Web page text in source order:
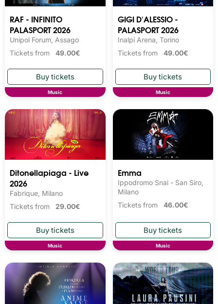
RAF - INFINITO
PALASPORT 2026
Unipol Forum, Assago
Tickets from 49.00€
Music
GIGI D'ALESSIO -
PALASPORT 2026
Inalpi Arena, Torino
Tickets from 49.00€
Music
Ditonellapiaga - Live
2026
Fabrique, Milano
Tickets from 29.00€
Music
Emma
Ippodromo Snai - San Siro,
Milano
Tickets from 46.00€
Music